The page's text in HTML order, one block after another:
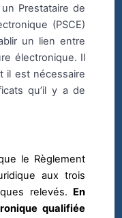
Prestataire de
(PSCE)
un lien entre
électronique. Il
il est nécessaire
qu’il y a de
le Règlement
aux trois
relevés. En
qualifiée